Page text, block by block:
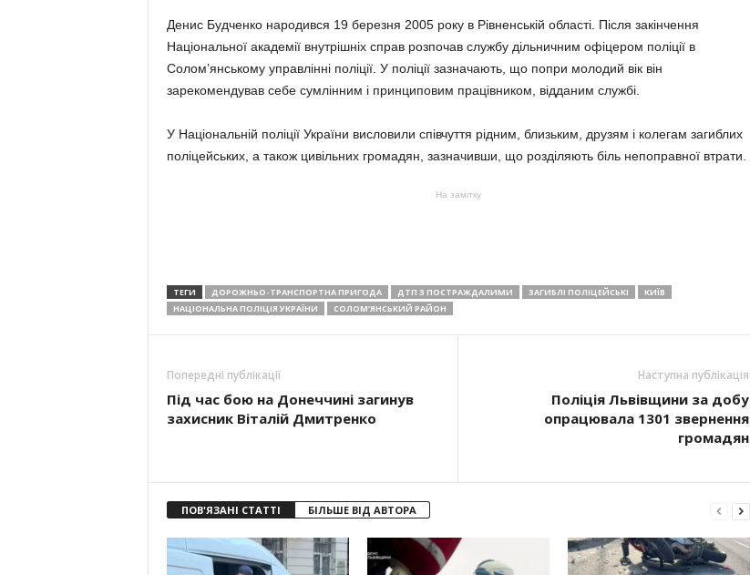
Денис Будченко народився 19 березня 2005 року в Рівненській області. Після закінчення
Національної академії внутрішніх справ розпочав службу дільничним офіцером поліції в
Солом’янському управлінні поліції. У поліції зазначають, що попри молодий вік він
зарекомендував себе сумлінним і принциповим працівником, відданим службі.
У Національній поліції України висловили співчуття рідним, близьким, друзям і колегам загиблих
поліцейських, а також цивільних громадян, зазначивши, що розділяють біль непоправної втрати.
На замітку
ТЕГИ ДОРОЖНЬО-ТРАНСПОРТНА ПРИГОДА ДТП З ПОСТРАЖДАЛИМИ ЗАГИБЛІ ПОЛІЦЕЙСЬКІ
КИЇВ
НАЦІОНАЛЬНА ПОЛІЦІЯ УКРАЇНИ
СОЛОМ’ЯНСЬКИЙ РАЙОН
Попередні публікації
Під час бою на Донеччині загинув
захисник Віталій Дмитренко
Наступна публікація
Поліція Львівщини за добу
опрацювала 1301 звернення
громадян
ПОВ'ЯЗАНІ СТАТТІ БІЛЬШЕ ВІД АВТОРА